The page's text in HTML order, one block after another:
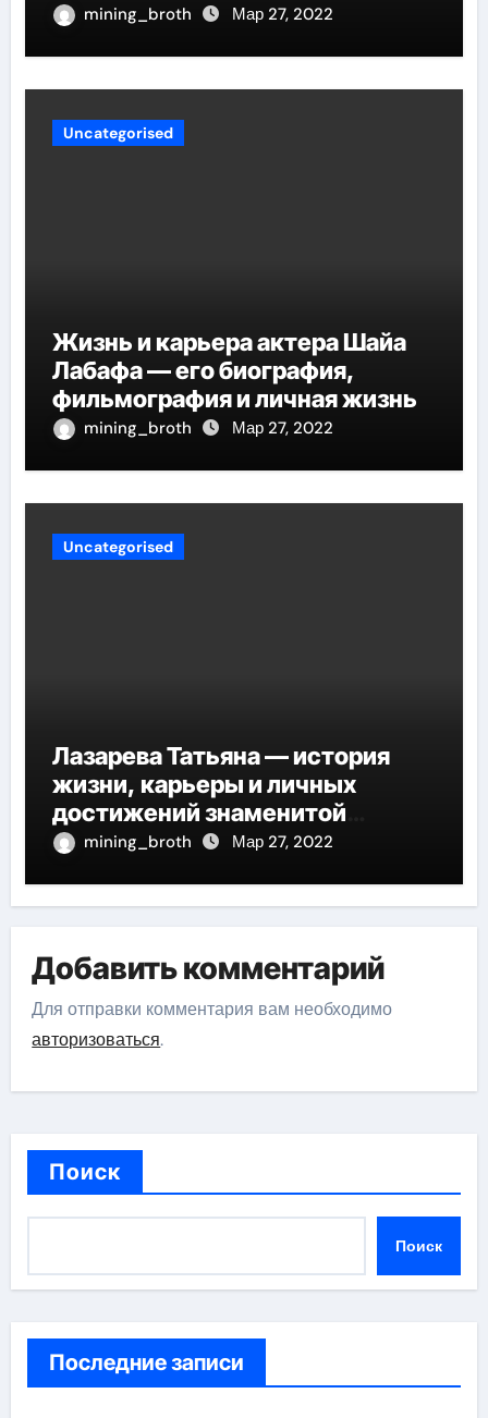
mining_broth Мар 27, 2022
Uncategorised
Жизнь и карьера актера Шайа
Лабафа — его биография,
фильмография и личная жизнь
mining_broth Мар 27, 2022
Uncategorised
Лазарева Татьяна — история
жизни, карьеры и личных
достижений знаменитой
актрисы, восходящей на олимп
mining_broth Мар 27, 2022
Добавить комментарий
Для отправки комментария вам необходимо
авторизоваться.
Поиск
Поиск
Последние записи